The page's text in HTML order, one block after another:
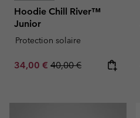
Hoodie Chill River™
Junior
Protection solaire
Sale price:
34,00 € Regular price:
40,00 €